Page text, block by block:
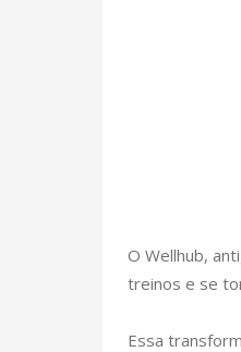
O Wellhub,
treinos e se
Essa